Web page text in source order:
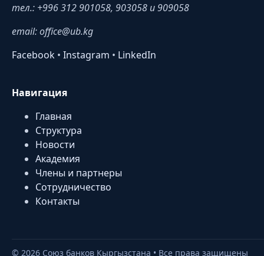
тел.: +996 312 901058, 903058 и 909058
email: office@ub.kg
Facebook • Instagram • LinkedIn
Навигация
Главная
Структура
Новости
Академия
Члены и партнеры
Сотрудничество
Контакты
© 2026 Союз банков Кыргызстана • Все права защищены